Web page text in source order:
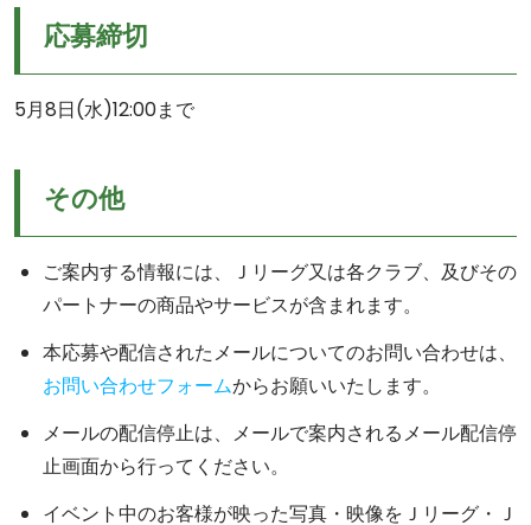
応募締切
5月8日(水)12:00まで
その他
ご案内する情報には、Ｊリーグ又は各クラブ、及びその
パートナーの商品やサービスが含まれます。
本応募や配信されたメールについてのお問い合わせは、
お問い合わせフォームからお願いいたします。
メールの配信停止は、メールで案内されるメール配信停
止画面から行ってください。
イベント中のお客様が映った写真・映像をＪリーグ・Ｊ